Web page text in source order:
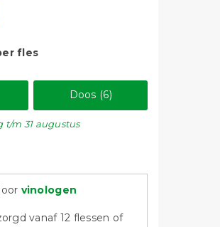
fles
Doos (6)
t/m 31 augustus
vinologen
vanaf 12 flessen of